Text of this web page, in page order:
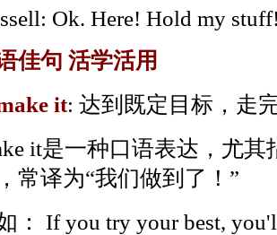
Ok. Here! Hold my
佳句 活学活用
it: 达到既定目标，走
it是一种口语表达，尤
常译为“我们做到了！”
： If you try your best,